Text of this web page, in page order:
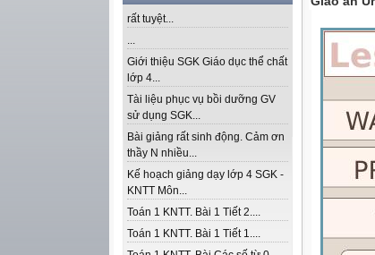
rất tuyệt...
...
Giới thiệu SGK Giáo dục thể chất
lớp 4...
Tài liệu phục vụ bồi dưỡng GV
sử dụng SGK...
Bài giảng rất sinh động. Cảm ơn
thầy N nhiều...
Kế hoạch giảng dạy lớp 4 SGK -
KNTT Môn...
Toán 1 KNTT. Bài 1 Tiết 2....
Toán 1 KNTT. Bài 1 Tiết 1....